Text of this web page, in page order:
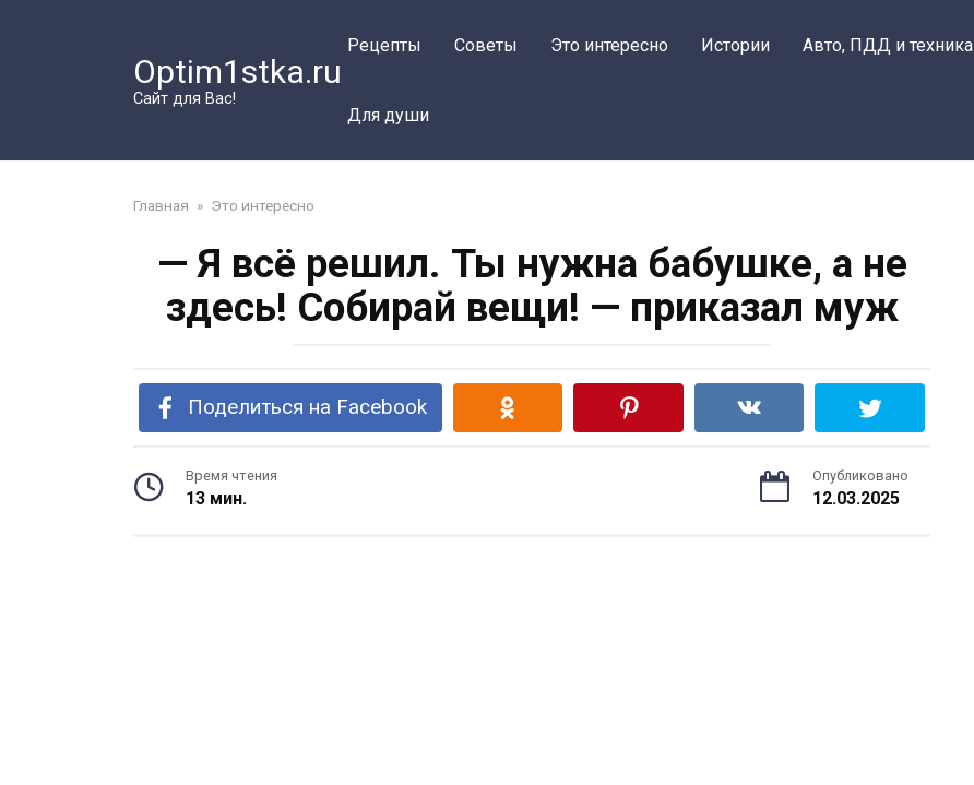
Optim1stka.ru
Сайт для Вас!
Рецепты Советы Это интересно Истории Авто, ПДД и техника
Для души
Главная » Это интересно
— Я всё решил. Ты нужна бабушке, а не
здесь! Собирай вещи! — приказал муж
Поделиться на Facebook
Время чтения
13 мин.
Опубликовано
12.03.2025